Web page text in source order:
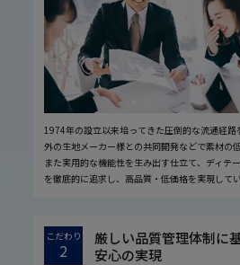
1974年の設立以来培ってきた圧倒的な流通経路
外の生地メーカー様との共同開発などで素材の
また実用的な機能性を生み出す仕立て、ディテ
を徹底的に追求し、高品質・低価格を実現して
こだわり
2
厳しい品質管理体制に
安心の実現